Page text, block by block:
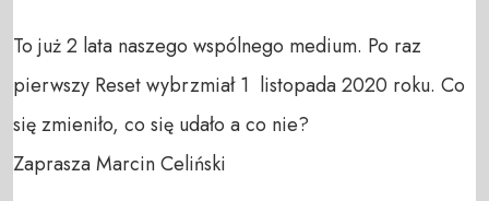
To już 2 lata naszego wspólnego medium. Po raz
pierwszy Reset wybrzmiał 1  listopada 2020 roku. Co
się zmieniło, co się udało a co nie?
Zaprasza Marcin Celiński